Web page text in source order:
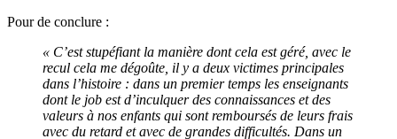
Pour de conclure :
« C’est stupéfiant la manière dont cela est géré, avec le
recul cela me dégoûte, il y a deux victimes principales
dans l’histoire : dans un premier temps les enseignants
dont le job est d’inculquer des connaissances et des
valeurs à nos enfants qui sont remboursés de leurs frais
avec du retard et avec de grandes difficultés. Dans un